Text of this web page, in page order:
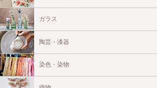
ガラス
陶芸・漆器
染色・染物